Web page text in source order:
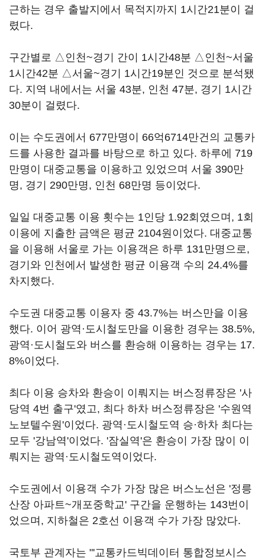
근하는 경우 출발지에서 목적지까지 1시간21분이 걸
렸다.
구간별로 △인천~경기 간이 1시간48분 △인천~서울
1시간42분 △서울~경기 1시간19분인 것으로 분석됐
다. 지역 내에서는 서울 43분, 인천 47분, 경기 1시간
30분이 걸렸다.
이는 수도권에서 677만명이 66억6714만건의 교통카
드를 사용한 결과를 바탕으로 하고 있다. 하루에 719
만명이 대중교통을 이용하고 있었으며 서울 390만
명, 경기 290만명, 인천 68만명 등이었다.
일일 대중교통 이용 횟수는 1인당 1.92회였으며, 1회
이용에 지출한 금액은 평균 2104원이었다. 대중교통
을 이용해 서울로 가는 이용객은 하루 131만명으로,
경기와 인천에서 발생한 평균 이용객 수의 24.4%를
차지했다.
수도권 대중교통 이용자 중 43.7%는 버스만을 이용
했다. 이어 광역·도시철도만을 이용한 경우는 38.5%,
광역·도시철도와 버스를 환승해 이용하는 경우는 17.
8%이었다.
최다 이용 승차와 환승이 이뤄지는 버스정류장은 '사
당역 4번 출구'였고, 최다 하차 버스정류장은 '수원역
노보텔수원'이었다. 광역·도시철도역 승·하차 최다는
모두 '강남역'이었다. '잠실역'은 환승이 가장 많이 이
뤄지는 광역·도시철도역이었다.
수도권에서 이용객 수가 가장 많은 버스노선은 '정릉
산장 아파트~개포중학교' 구간을 운행하는 143번이
었으며, 지하철은 2호선 이용객 수가 가장 많았다.
국토부 관계자는 "'교통카드빅데이터 통합정보시스